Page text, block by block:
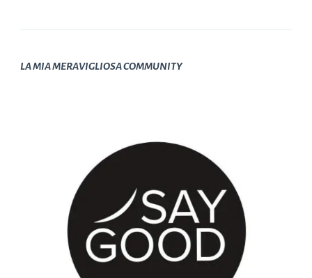
LA MIA MERAVIGLIOSA COMMUNITY